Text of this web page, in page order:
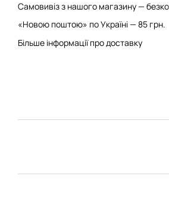
Самовивіз з нашого магазину —
«Новою поштою» по Україні — 85 грн.
Більше інформації про доставку